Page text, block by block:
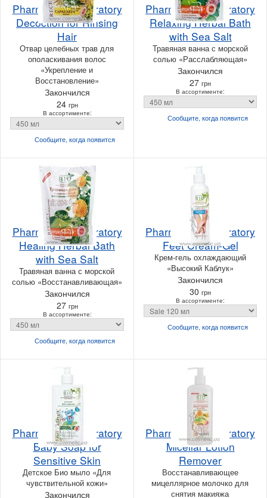
Pharma Bio Laboratory
Decoction for Rinsing
Hair
Отвар целебных трав для
ополаскивания волос
«Укрепление и
Восстановление»
Закончился
24 грн
В ассортименте:
Сообщите, когдапоявится
Pharma Bio Laboratory
Relaxing Herbal Bath
with Sea Salt
Травяная ванна с морской
солью «Расслабляющая»
Закончился
27 грн
В ассортименте:
Сообщите, когдапоявится
Pharma Bio Laboratory
Healing Herbal Bath
with Sea Salt
Травяная ванна с морской
солью «Восстанавливающая»
Закончился
27 грн
В ассортименте:
Сообщите, когдапоявится
Pharma Bio Laboratory
Feet Cream-Gel
Крем-гель охлаждающий
«Высокий Каблук»
Закончился
30 грн
В ассортименте:
Сообщите, когдапоявится
Pharma Bio Laboratory
Baby Soap for
Sensitive Skin
Детское Био мыло «Для
чувствительной кожи»
Закончился
Pharma Bio Laboratory
Micellar Lotion
Remover
Восстанавливающее
мицеллярное молочко для
снятия макияжа